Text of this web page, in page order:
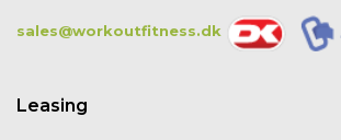
sales@workoutfitness.dk
Leasing